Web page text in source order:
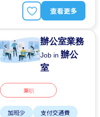
查看更多
辦公室業務
Job in辦公
室
兼职
加班少
支付交通費